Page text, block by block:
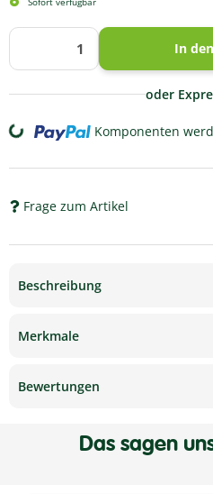
In
oder
Loading... Komponenten
Frage zum Artikel
Beschreibung
Merkmale
Bewertungen
Das sagen